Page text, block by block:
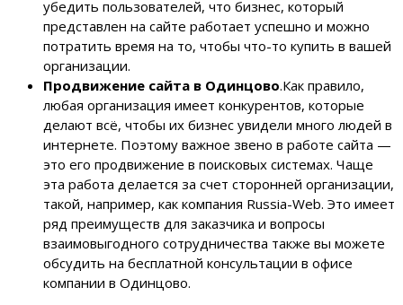
убедить пользователей, что бизнес, который
представлен на сайте работает успешно и можно
потратить время на то, чтобы что-то купить в вашей
организации.
Продвижение сайта в Одинцово.Как правило,
любая организация имеет конкурентов, которые
делают всё, чтобы их бизнес увидели много людей в
интернете. Поэтому важное звено в работе сайта —
это его продвижение в поисковых системах. Чаще
эта работа делается за счет сторонней организации,
такой, например, как компания Russia-Web. Это имеет
ряд преимуществ для заказчика и вопросы
взаимовыгодного сотрудничества также вы можете
обсудить на бесплатной консультации в офисе
компании в Одинцово.